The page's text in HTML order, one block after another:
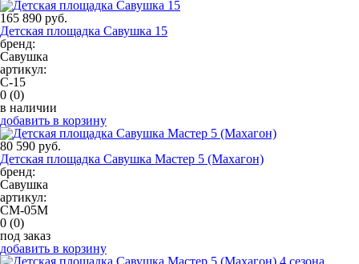
165 890 руб.
Детская площадка Савушка 15
бренд:
Савушка
артикул:
С-15
0 (0)
в наличии
добавить в корзину
80 590 руб.
Детская площадка Савушка Мастер 5 (Махагон)
бренд:
Савушка
артикул:
СМ-05М
0 (0)
под заказ
добавить в корзину